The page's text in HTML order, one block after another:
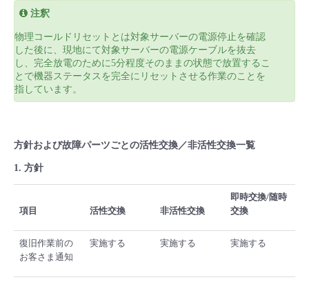
注釈
物理コールドリセットとは対象サーバーの電源停止を確認
した後に、現地にて対象サーバーの電源ケーブルを抜去
し、完全放電のために5分程度そのままの状態で放置するこ
とで機器ステータスを完全にリセットさせる作業のことを
指しています。
方針および故障パーツごとの活性交換／非活性交換一覧
1. 方針
項目 活性交換 非活性交換
即時交換/随時
交換
復旧作業前の
お客さま通知
実施する 実施する 実施する